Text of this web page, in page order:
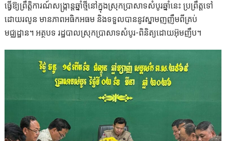
ធ្វើឱ្យព្រឹត្តិការណ៍សង្ក្រាន្តឆ្នាំថ្មីនៅក្នុងស្រុកប្រាសាទសំបូរឆ្នាំនេះ ប្រព្រឹត្តទៅ
ដោយរលូន មានភាពអធិកអធម និងទទួលបាននូវស្នាមញញឹមពីគ្រប់
មជ្ឈដ្ឋាន។ អត្ថបទ រដ្ឋបាលស្រុកប្រាសាទសំបូរ-ពិនិត្យដោយអ៊ុមញឹប។